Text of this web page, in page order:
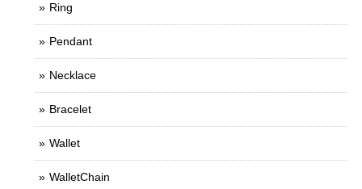
Ring
Pendant
Necklace
Bracelet
Wallet
WalletChain